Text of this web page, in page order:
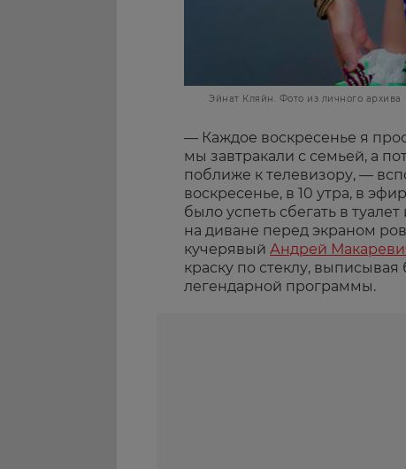
Эйнат Кляйн. Фото из личного архива
— Каждое воскресенье я
мы завтракали с семьей, а
поближе к телевизору, —
воскресенье, в 10 утра, в
было успеть сбегать в
на диване перед экраном
кучерявый Андрей
краску по стеклу, выписывая
легендарной программы.